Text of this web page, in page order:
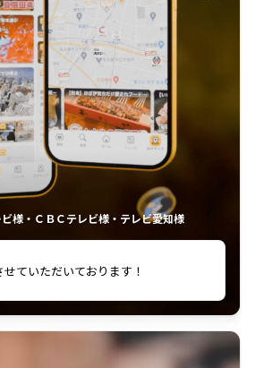
様・ＣＢＣテレビ様・テレビ愛知様
もしろ番組が視聴可能地域外からも見
ポイント
ていただいております！